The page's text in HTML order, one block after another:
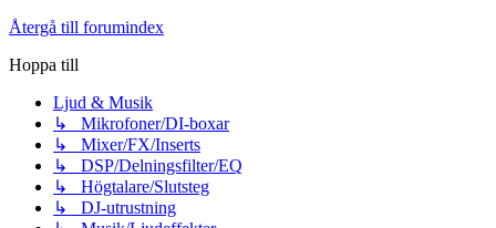
Återgå till forumindex
Hoppa till
Ljud & Musik
↳ Mikrofoner/DI-boxar
↳ Mixer/FX/Inserts
↳ DSP/Delningsfilter/EQ
↳ Högtalare/Slutsteg
↳ DJ-utrustning